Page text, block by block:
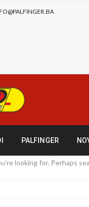
PALFINGER
looking for. Perhaps